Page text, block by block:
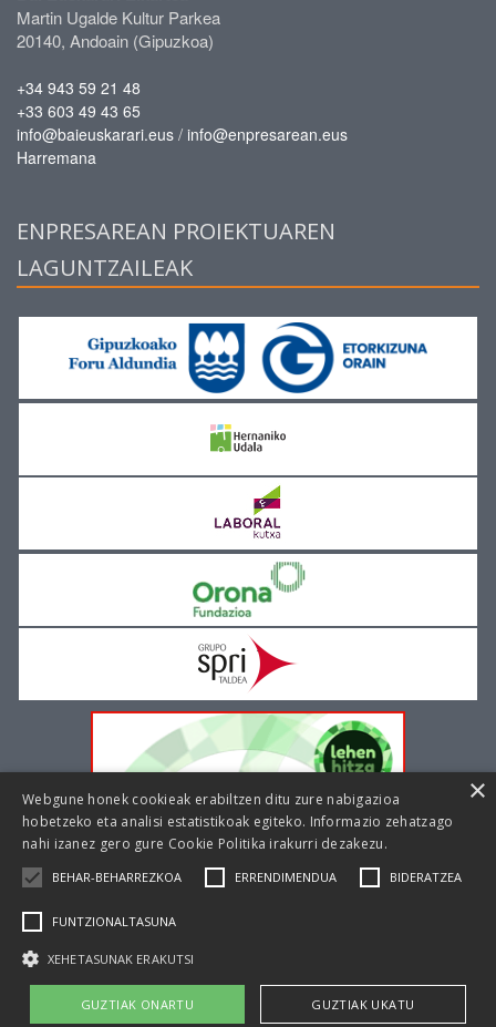
Martin Ugalde Kultur Parkea
20140, Andoain (Gipuzkoa)
+34 943 59 21 48
+33 603 49 43 65
info@baieuskarari.eus / info@enpresarean.eus
Harremana
ENPRESAREAN PROIEKTUAREN
LAGUNTZAILEAK
| |
×
Webgune honek cookieak erabiltzen ditu zure nabigazioa
hobetzeko eta analisi estatistikoak egiteko. Informazio zehatzago
nahi izanez gero gure Cookie Politika irakurri dezakezu.
BEHAR-BEHARREZKOA ERRENDIMENDUA BIDERATZEA
FUNTZIONALTASUNA
XEHETASUNAK ERAKUTSI
GUZTIAK ONARTU GUZTIAK UKATU